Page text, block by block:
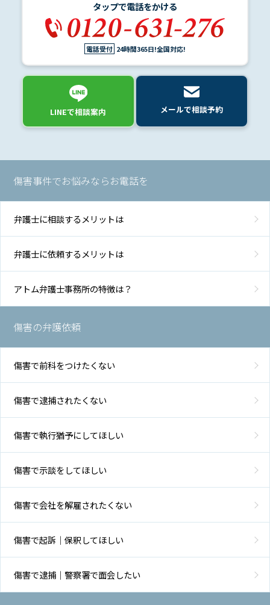
タップで電話をかける
電話受付 24時間365日!全国対応!
LINEで相談案内 メールで相談予約
傷害事件でお悩みならお電話を
弁護士に相談するメリットは
弁護士に依頼するメリットは
アトム弁護士事務所の特徴は？
傷害の弁護依頼
傷害で前科をつけたくない
傷害で逮捕されたくない
傷害で執行猶予にしてほしい
傷害で示談をしてほしい
傷害で会社を解雇されたくない
傷害で起訴｜保釈してほしい
傷害で逮捕｜警察署で面会したい